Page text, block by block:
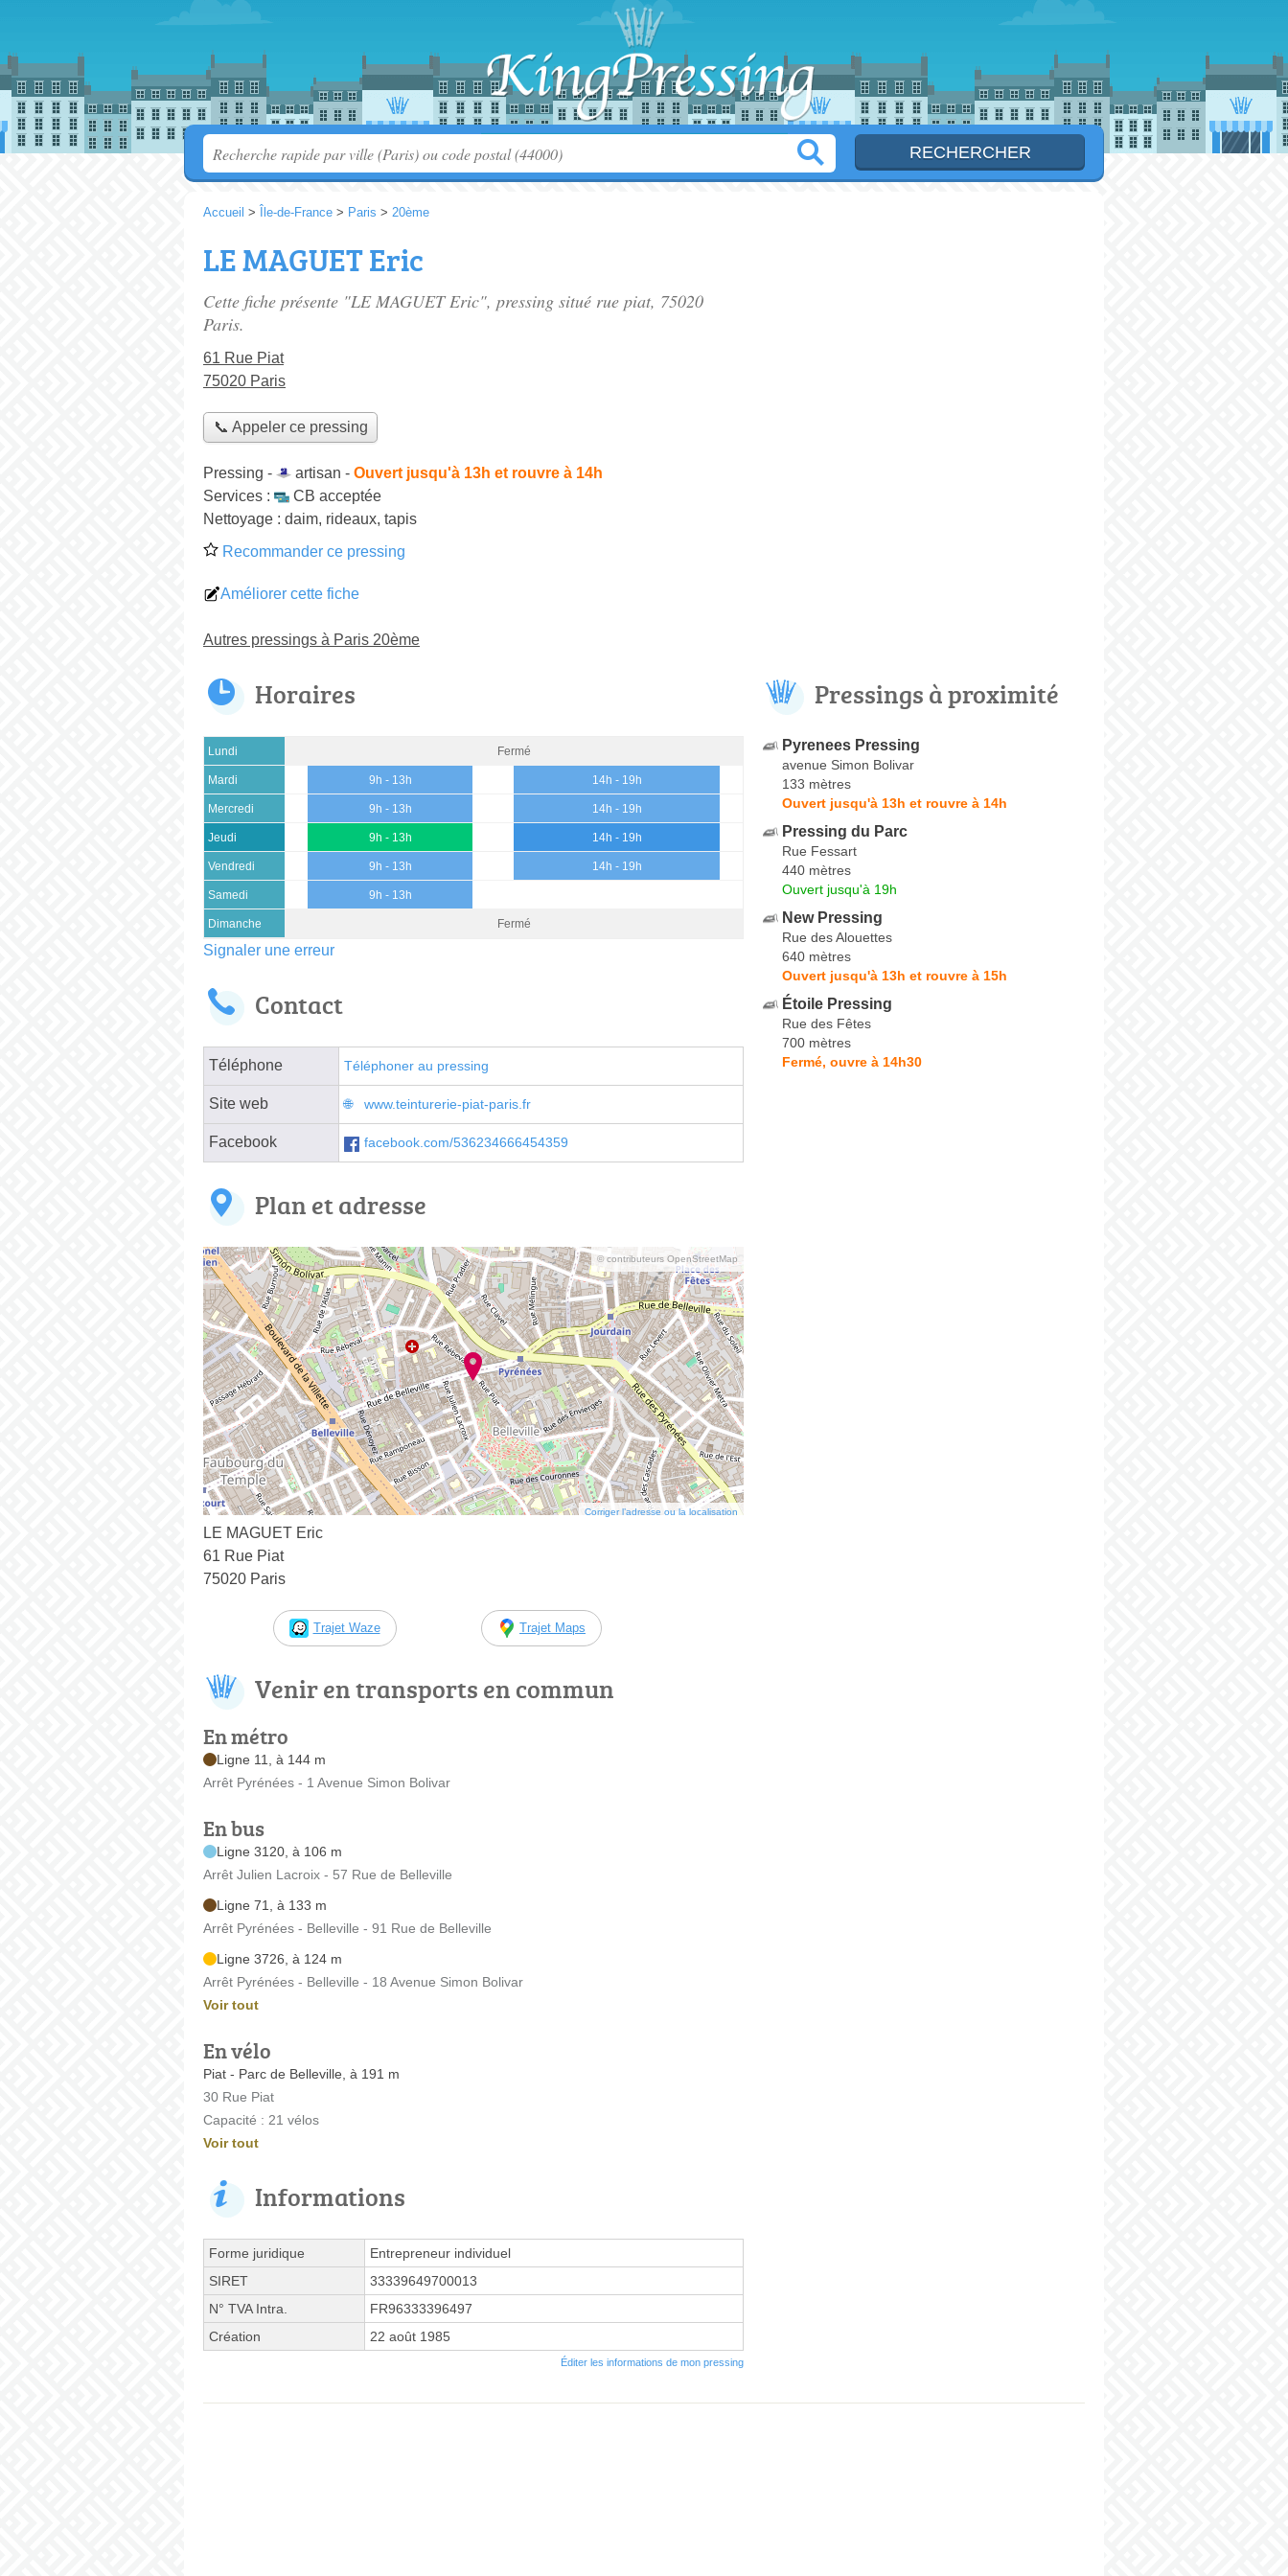
Accueil > Île-de-France > Paris > 20ème
LE MAGUET Eric
Cette fiche présente "LE MAGUET Eric", pressing situé rue piat, 75020
Paris.
61 Rue Piat
75020 Paris
📞 Appeler ce pressing
Pressing - artisan - Ouvert jusqu'à 13h et rouvre à 14h
Services :
CB acceptée
Nettoyage : daim, rideaux, tapis
Recommander ce pressing
Améliorer cette fiche
Autres pressings à Paris 20ème
Horaires
Lundi Fermé
Mardi 9h - 13h 14h - 19h
Mercredi 9h - 13h 14h - 19h
Jeudi 9h - 13h 14h - 19h
Vendredi 9h - 13h 14h - 19h
Samedi 9h - 13h
Dimanche Fermé
Signaler une erreur
Contact
Téléphone Téléphoner au pressing
Site web www.teinturerie-piat-paris.fr
Facebook facebook.com/536234666454359
Plan et adresse
© contributeurs OpenStreetMap
Corriger l’adresse ou la localisation
LE MAGUET Eric
61 Rue Piat
75020 Paris
Trajet Waze Trajet Maps
Venir en transports en commun
En métro
Ligne 11, à 144 m
Arrêt Pyrénées - 1 Avenue Simon Bolivar
En bus
Ligne 3120, à 106 m
Arrêt Julien Lacroix - 57 Rue de Belleville
Ligne 71, à 133 m
Arrêt Pyrénées - Belleville - 91 Rue de Belleville
Ligne 3726, à 124 m
Arrêt Pyrénées - Belleville - 18 Avenue Simon Bolivar
Voir tout
En vélo
Piat - Parc de Belleville, à 191 m
30 Rue Piat
Capacité : 21 vélos
Voir tout
Informations
Forme juridique
Entrepreneur individuel
SIRET
33339649700013
N° TVA Intra.
FR96333396497
Création
22 août 1985
Éditer les informations de mon pressing
Pressings à proximité
Pyrenees Pressing
avenue Simon Bolivar
133 mètres
Ouvert jusqu'à 13h et rouvre à 14h
Pressing du Parc
Rue Fessart
440 mètres
Ouvert jusqu'à 19h
New Pressing
Rue des Alouettes
640 mètres
Ouvert jusqu'à 13h et rouvre à 15h
Étoile Pressing
Rue des Fêtes
700 mètres
Fermé, ouvre à 14h30